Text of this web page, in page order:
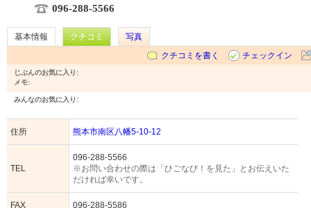
096-288-5566
基本情報 クチコミ
写真
クチコミを書く
チェックイン
じぶんのお気に入り:
メモ:
みんなのお気に入り:
住所 熊本市南区八幡5-10-12
TEL
096-288-5566
※お問い合わせの際は「ひごなび！を見た」とお伝えいた
だければ幸いです。
FAX 096-288-5586